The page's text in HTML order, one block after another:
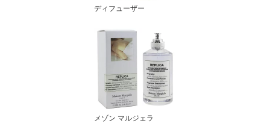
ディフューザー
メゾン マルジェラ